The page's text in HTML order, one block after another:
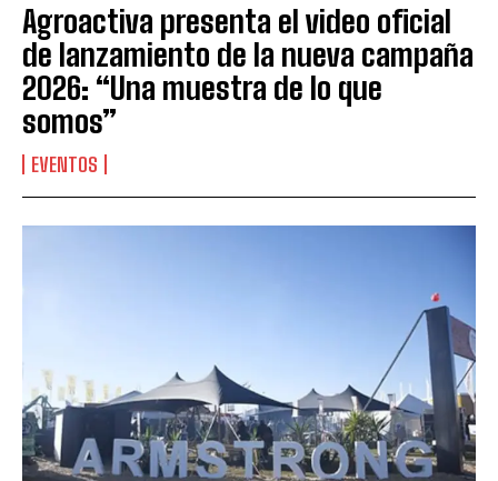
Suscribite al Newsletter
Leí y acepto laPolítica de Privacidad
Agroactiva presenta el video oficial
de lanzamiento de la nueva campaña
2026: “Una muestra de lo que
somos”
EVENTOS